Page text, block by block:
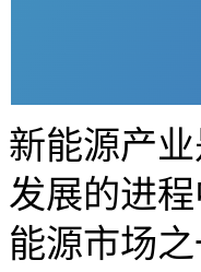
新能源产
发展的进
能源市场